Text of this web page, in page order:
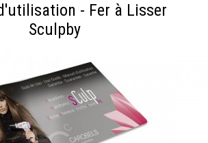
- Fer à Lisser
Sculpby